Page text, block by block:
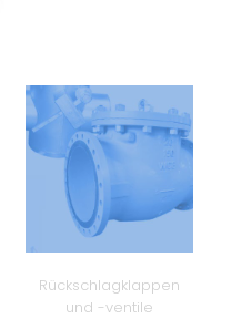
Rückschlagklappen
und -ventile